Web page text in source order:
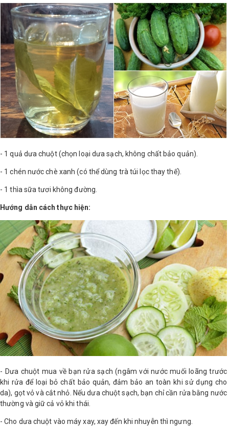
Shop All Brand A-
Z
- 1 quả dưa chuột (chọn loại dưa sạch, không chất bảo quản).
- 1 chén nước chè xanh (có thể dùng trà túi lọc thay thế).
- 1 thìa sữa tươi không đường.
Hướng dẫn cách thực hiện:
- Dưa chuột mua về bạn rửa sạch (ngâm với nước muối loãng trước
khi rửa để loại bỏ chất bảo quản, đảm bảo an toàn khi sử dụng cho
da), gọt vỏ và cắt nhỏ. Nếu dưa chuột sạch, bạn chỉ cần rửa bằng nước
thường và giữ cả vỏ khi thái.
- Cho dưa chuột vào máy xay, xay đến khi nhuyễn thì ngưng.